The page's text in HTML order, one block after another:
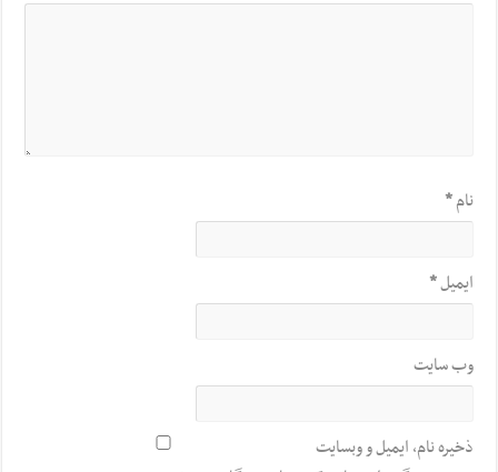
نام*
ایمیل*
وب‌ سایت
ذخیره نام، ایمیل و وبسایت